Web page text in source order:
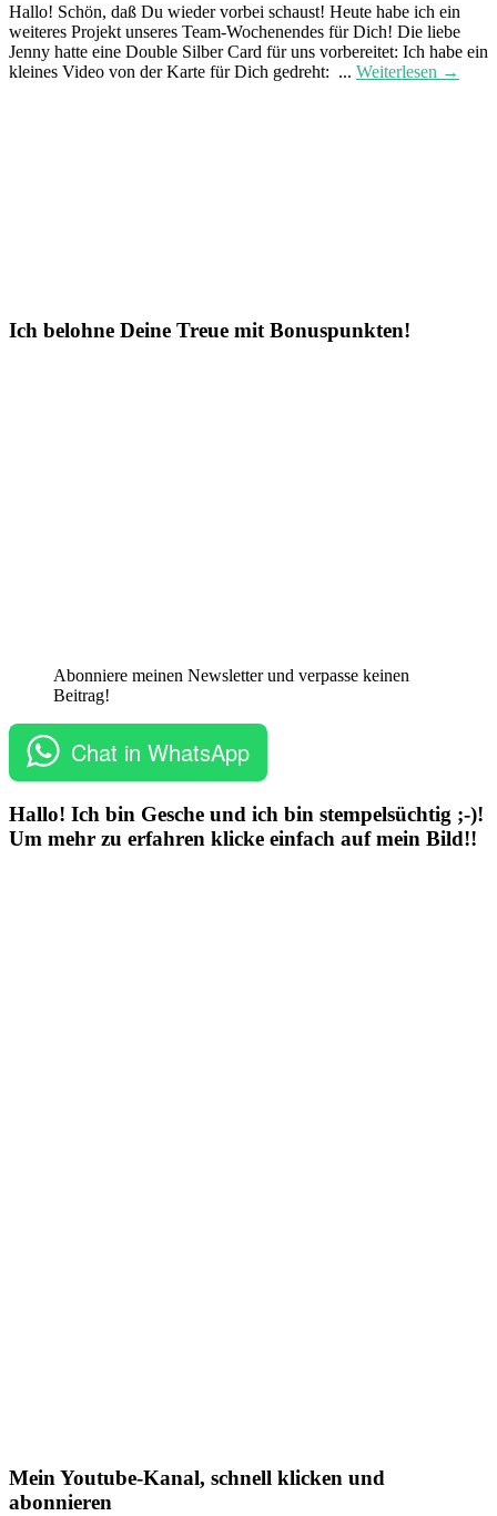
Hallo! Schön, daß Du wieder vorbei schaust! Heute habe ich ein
weiteres Projekt unseres Team-Wochenendes für Dich! Die liebe
Jenny hatte eine Double Silber Card für uns vorbereitet: Ich habe ein
kleines Video von der Karte für Dich gedreht: ... Weiterlesen →
Ich belohne Deine Treue mit Bonuspunkten!
Abonniere meinen Newsletter und verpasse keinen
Beitrag!
Chat in WhatsApp
Hallo! Ich bin Gesche und ich bin stempelsüchtig ;-)!
Um mehr zu erfahren klicke einfach auf mein Bild!!
Mein Youtube-Kanal, schnell klicken und
abonnieren